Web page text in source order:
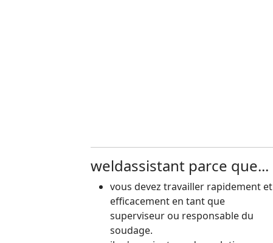
weldassistant parce que...
vous devez travailler rapidement et
efficacement en tant que
superviseur ou responsable du
soudage.